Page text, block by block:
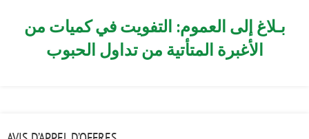
بـلاغ إلى العموم: التفويت في كميات من
الأغبرة المتأتية من تداول الحبوب